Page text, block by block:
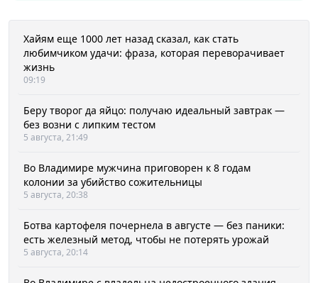
Хайям еще 1000 лет назад сказал, как стать
любимчиком удачи: фраза, которая переворачивает
жизнь
09:19
Беру творог да яйцо: получаю идеальный завтрак —
без возни с липким тестом
5 августа, 21:49
Во Владимире мужчина приговорен к 8 годам
колонии за убийство сожительницы
5 августа, 20:38
Ботва картофеля почернела в августе — без паники:
есть железный метод, чтобы не потерять урожай
5 августа, 20:14